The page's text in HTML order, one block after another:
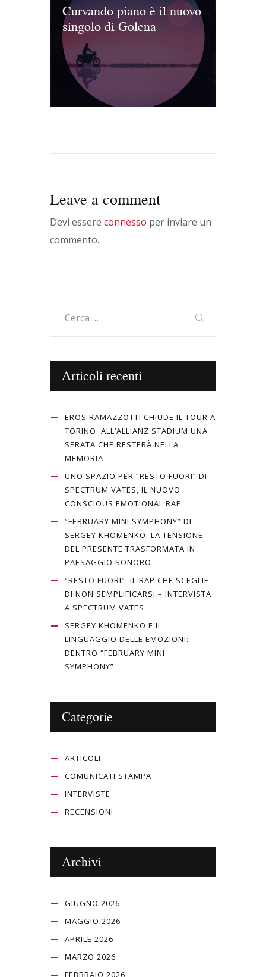
Curvando piano è il nuovo
singolo di Golena
Leave a comment
Devi essere connesso per inviare un
commento.
per:
Articoli recenti
EROS RAMAZZOTTI CHIUDE IL TOUR A
TORINO: ALL’ALLIANZ STADIUM UNA
SERATA CHE RESTERÀ NELLA
MEMORIA
UNO SPAZIO PER “RESTO FUORI” DI
SPECTRUM VATES, IL NUOVO
CONSCIOUS EMOTIONAL RAP
“FEBRUARY MINI SYMPHONY” DI
SERGEY KHOMENKO: LA TENSIONE
DEL PRESENTE TRASFORMATA IN
PAESAGGIO SONORO
“RESTO FUORI”: IL RAP CHE SCEGLIE
DI NON SEMPLIFICARSI – INTERVISTA
A SPECTRUM VATES
SERGEY KHOMENKO E IL
LINGUAGGIO DELLE EMOZIONI:
DENTRO “FEBRUARY MINI
SYMPHONY”
Categorie
ARTICOLI
COMUNICATI STAMPA
INTERVISTE
RECENSIONI
Archivi
GIUGNO 2026
MAGGIO 2026
APRILE 2026
MARZO 2026
FEBBRAIO 2026